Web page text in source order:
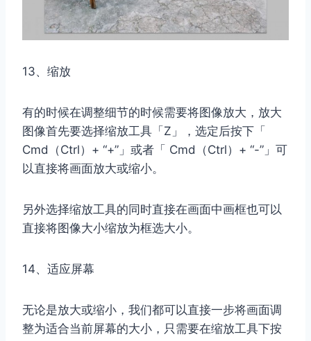
13、缩放
有的时候在调整细节的时候需要将图像放大，放大
图像首先要选择缩放工具「Z」，选定后按下「
Cmd（Ctrl）+ “+”」或者「 Cmd（Ctrl）+ “-”」可
以直接将画面放大或缩小。
另外选择缩放工具的同时直接在画面中画框也可以
直接将图像大小缩放为框选大小。
14、适应屏幕
无论是放大或缩小，我们都可以直接一步将画面调
整为适合当前屏幕的大小，只需要在缩放工具下按